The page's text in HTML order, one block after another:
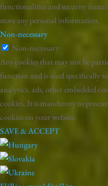
functionalities and security
store any personal information.
Non-necessary
Non-necessary
Any cookies that may not be
function and is used specifically
analytics, ads, other embedded
cookies. It is mandatory to
cookies on your website.
SAVE & ACCEPT